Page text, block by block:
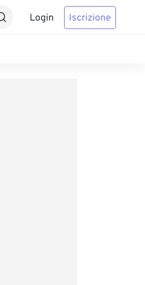
Login Iscrizione